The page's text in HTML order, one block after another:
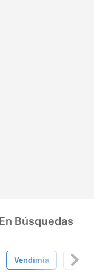
Búsquedas
Vendimia